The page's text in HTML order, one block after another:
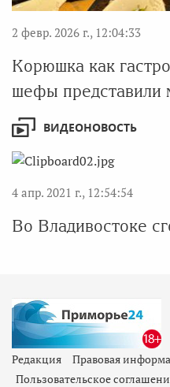
2 февр. 2026 г., 12:04:33
Корюшка как
шефы представили
ВИДЕОНОВОСТЬ
4 апр. 2021 г., 12:54:54
Во Владивостоке
Редакция Правовая
Пользовательское